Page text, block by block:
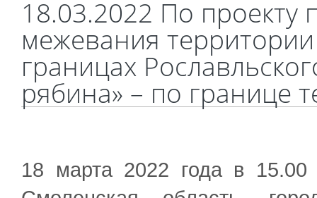
18.03.2022 По проекту
межевания
границах
рябина» – по границе
18 марта 2022 года в 15.00